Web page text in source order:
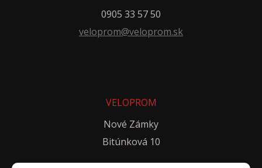
0905 33 57 50
veloprom@veloprom.sk
VELOPROM
Nové Zámky
Bitúnková 10